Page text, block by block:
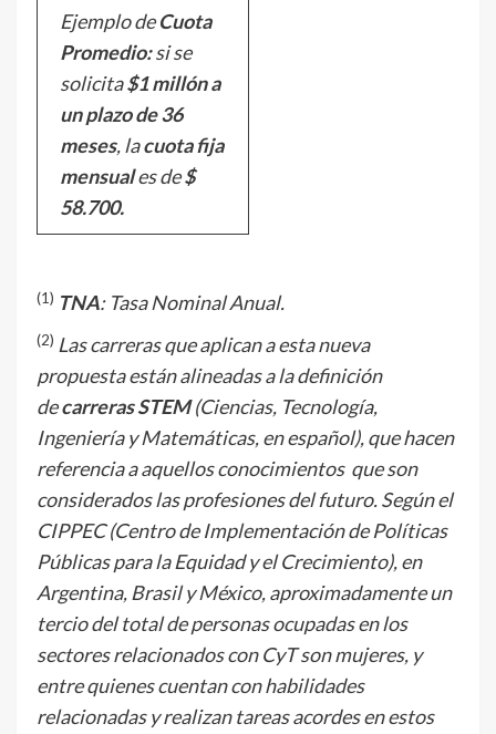
Ejemplo deCuota
Promedio:si se
solicita$1 millón a
un plazo de 36
meses, lacuota fija
mensuales de$
58.700.
(1) TNA: Tasa Nominal Anual.
(2) Las carreras que aplican a esta nueva
propuesta están alineadas a la definición
decarreras STEM(Ciencias, Tecnología,
Ingeniería y Matemáticas, en español), que hacen
referencia a aquellos conocimientos que son
considerados las profesiones del futuro.Según el
CIPPEC (Centro de Implementación de Políticas
Públicas para la Equidad y el Crecimiento), en
Argentina, Brasil y México, aproximadamente un
tercio del total de personas ocupadas en los
sectores relacionados con CyT son mujeres, y
entre quienes cuentan con habilidades
relacionadas y realizan tareas acordes en estos